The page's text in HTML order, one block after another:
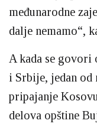
međunarodne
dalje nemamo“,
A kada se govori
i Srbije, jedan od
pripajanje
delova opštine